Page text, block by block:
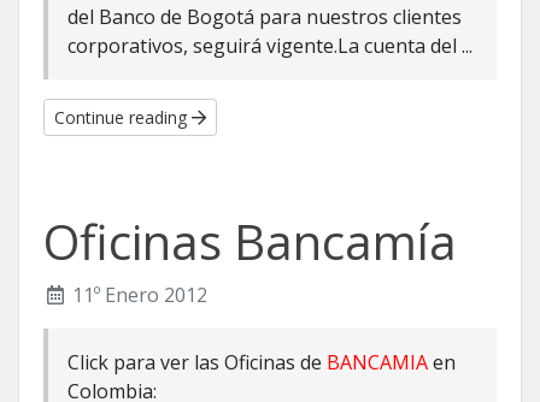
del Banco de Bogotá para nuestros clientes
corporativos, seguirá vigente.La cuenta del ...
Continue reading
Oficinas Bancamía
11º Enero 2012
Click para ver las Oficinas de BANCAMIAen
Colombia: